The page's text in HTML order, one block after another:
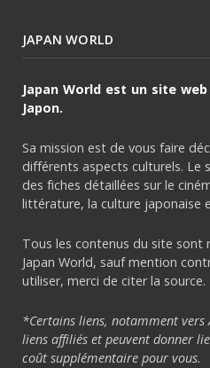
JAPAN WORLD
Japan World est un site
Japon.
Sa mission est de vous faire
différents aspects culturels. Le
des fiches détaillées sur le
littérature, la culture japonaise
Tous les contenus du site sont
Japan World, sauf mention
utiliser, merci de citer la source.
*Certains liens, notamment vers
liens affiliés et peuvent donner
coût supplémentaire pour vous.